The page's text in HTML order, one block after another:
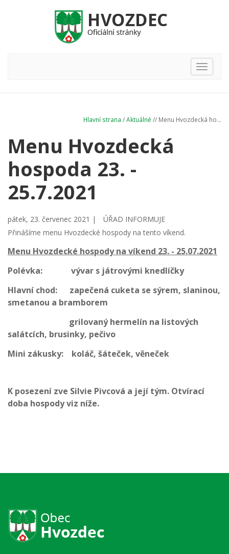
Hlavní
nabídka
Hlavní strana /Aktuálně // Menu Hvozdecká ho...
Menu Hvozdecká
hospoda 23. -
25.7.2021
pátek, 23. červenec 2021 |
ÚŘAD INFORMUJE
Přinášíme menu Hvozdecké hospody na tento víkend.
Menu Hvozdecké hospody na víkend 23. - 25.07.2021
Polévka: vývar s játrovými knedlíčky
Hlavní chod: zapečená cuketa se sýrem, slaninou,
smetanou a bramborem
grilovaný hermelín na listových
salátcích, brusinky, pečivo
Mini zákusky: koláč, šáteček, věneček
K posezení zve Silvie Pivcová a její tým. Otvírací
doba hospody viz níže.